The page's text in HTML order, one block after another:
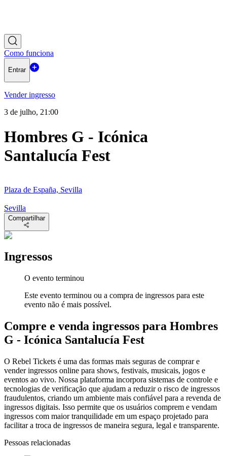
Como funciona
Entrar
Vender ingresso
3 de julho, 21:00
Hombres G - Icónica
Santalucía Fest
Plaza de España, Sevilla
Sevilla
Compartilhar
Ingressos
O evento terminou
Este evento terminou ou a compra de ingressos para este
evento não é mais possível.
Compre e venda ingressos para Hombres
G - Icónica Santalucía Fest
O Rebel Tickets é uma das formas mais seguras de comprar e
vender ingressos online para shows, festivais, musicais, jogos e
eventos ao vivo. Nossa plataforma incorpora sistemas de controle e
tecnologias de verificação que ajudam a reduzir o risco de ingressos
fraudulentos, criando um ambiente mais confiável para a revenda de
ingressos digitais. Isso permite que os usuários comprem e vendam
ingressos com maior tranquilidade em um espaço projetado para
facilitar a troca de ingressos de maneira segura, legal e transparente.
Pessoas relacionadas